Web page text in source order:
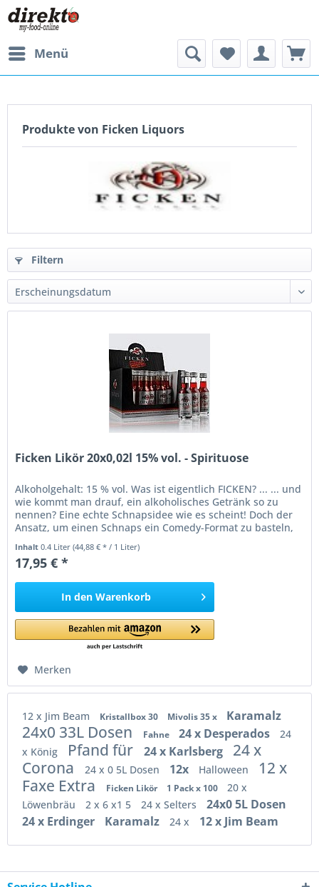
Menü
Produkte von Ficken Liquors
Filtern
Ficken Likör 20x0,02l 15% vol. - Spirituose
Alkoholgehalt: 15 % vol. Was ist eigentlich FICKEN? ... ... und
wie kommt man drauf, ein alkoholisches Getränk so zu
nennen? Eine echte Schnapsidee wie es scheint! Doch der
Ansatz, um einen Schnaps ein Comedy-Format zu basteln,
mit einem provokanten Namen aus der Masse
herauszustechen und statt der üblichen Werbehäschen die
von Rock'n'Roll gezeichneten Chefs als Werbefiguren...
Inhalt0.4 Liter(44,88 € * / 1 Liter)
17,95 € *
In den Warenkorb
Merken
12 x Jim Beam Kristallbox 30 Mivolis 35 x Karamalz
24x0 33L Dosen Fahne 24 x Desperados
24
x König
Pfand für 24 x Karlsberg
24 x
Corona
24 x 0 5L Dosen 12x Halloween
12 x
Faxe Extra
Ficken Likör 1 Pack x 100
20 x
Löwenbräu
2 x 6 x1 5 24 x Selters
24x0 5L Dosen
24 x Erdinger
Karamalz 24 x 12 x Jim Beam